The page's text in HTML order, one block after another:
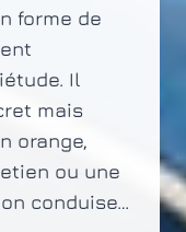
forme de
Il
mais
orange,
ou une
conduise…